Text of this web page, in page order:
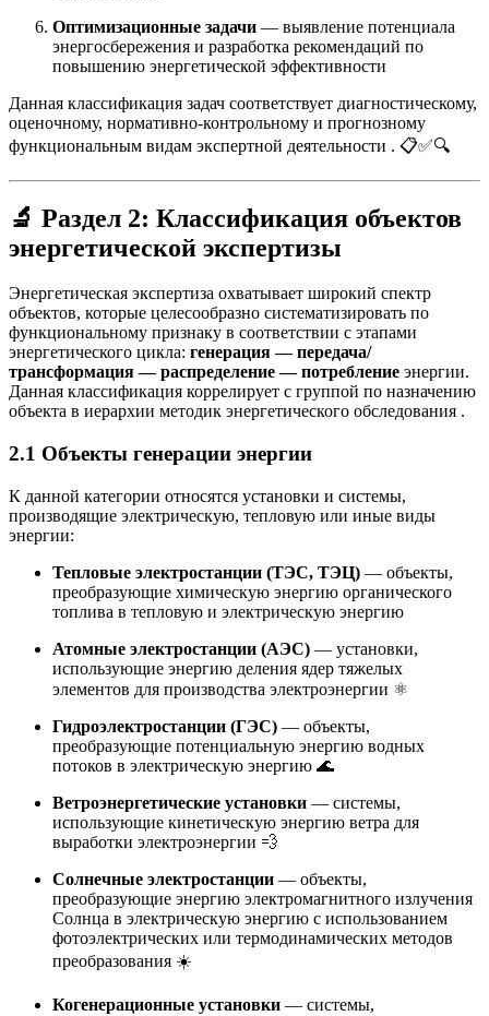
Оптимизационные задачи — выявление потенциала
энергосбережения и разработка рекомендаций по
повышению энергетической эффективности
Данная классификация задач соответствует диагностическому,
оценочному, нормативно-контрольному и прогнозному
функциональным видам экспертной деятельности . 📋✅🔍
🔬 Раздел 2: Классификация объектов
энергетической экспертизы
Энергетическая экспертиза охватывает широкий спектр
объектов, которые целесообразно систематизировать по
функциональному признаку в соответствии с этапами
энергетического цикла: генерация — передача/
трансформация — распределение — потребление энергии.
Данная классификация коррелирует с группой по назначению
объекта в иерархии методик энергетического обследования .
2.1 Объекты генерации энергии
К данной категории относятся установки и системы,
производящие электрическую, тепловую или иные виды
энергии:
Тепловые электростанции (ТЭС, ТЭЦ) — объекты,
преобразующие химическую энергию органического
топлива в тепловую и электрическую энергию
Атомные электростанции (АЭС) — установки,
использующие энергию деления ядер тяжелых
элементов для производства электроэнергии ⚛️
Гидроэлектростанции (ГЭС) — объекты,
преобразующие потенциальную энергию водных
потоков в электрическую энергию 🌊
Ветроэнергетические установки — системы,
использующие кинетическую энергию ветра для
выработки электроэнергии 💨
Солнечные электростанции — объекты,
преобразующие энергию электромагнитного излучения
Солнца в электрическую энергию с использованием
фотоэлектрических или термодинамических методов
преобразования ☀️
Когенерационные установки — системы,